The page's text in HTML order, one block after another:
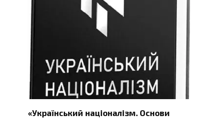
«Український націоналізм. Основи